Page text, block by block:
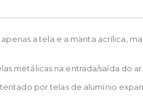
a tela e a manta acrílica,
metálicas na entrada/saída do
por telas de alumínio